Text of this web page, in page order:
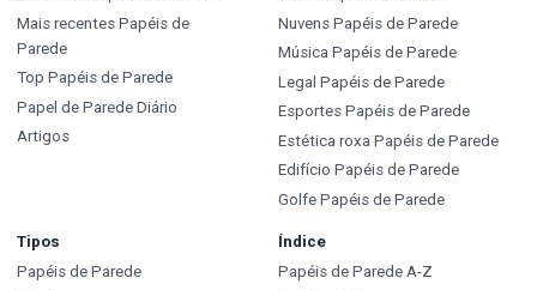
Mais recentes Papéis de
Parede
Top Papéis de Parede
Papel de Parede Diário
Artigos
Nuvens Papéis de Parede
Música Papéis de Parede
Legal Papéis de Parede
Esportes Papéis de Parede
Estética roxa Papéis de Parede
Edifício Papéis de Parede
Golfe Papéis de Parede
Tipos
Papéis de Parede
Índice
Papéis de Parede A-Z